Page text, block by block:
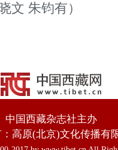
文 朱钧有）
中国西藏杂志社主办
高原(北京)文化传播有